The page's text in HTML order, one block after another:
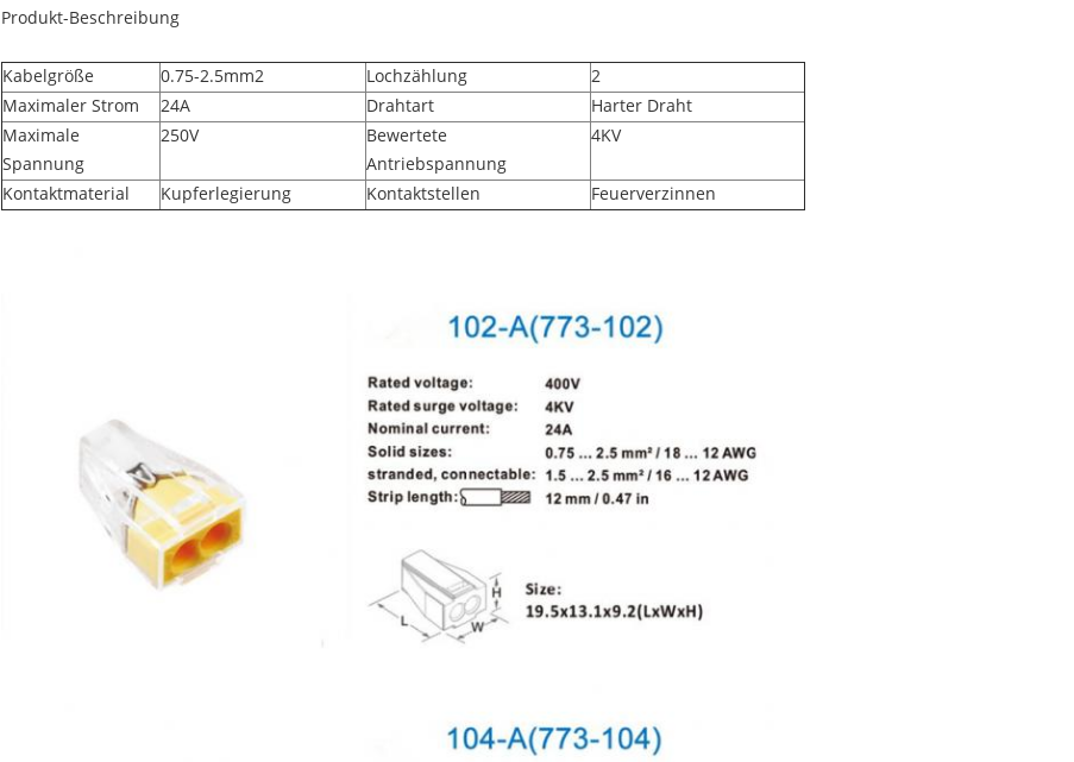
Produkt-Beschreibung
Kabelgröße 0.75-2.5mm2 Lochzählung
2
Maximaler Strom
24A Drahtart
Harter Draht
Maximale
Spannung
250V
Bewertete
Antriebspannung
4KV
Kontaktmaterial Kupferlegierung Kontaktstellen Feuerverzinnen